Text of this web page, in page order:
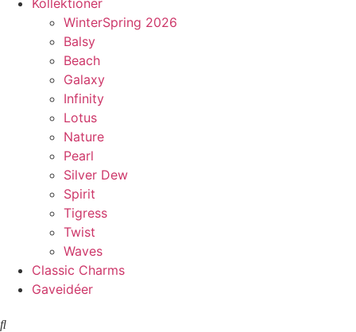
Kollektioner
WinterSpring 2026
Balsy
Beach
Galaxy
Infinity
Lotus
Nature
Pearl
Silver Dew
Spirit
Tigress
Twist
Waves
Classic Charms
Gaveidéer